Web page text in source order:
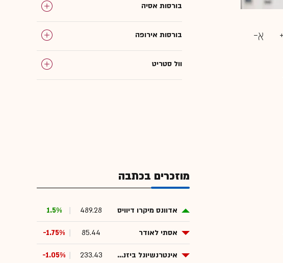
בורסות אסיה
בורסות אירופה
וול סטריט
מוזכרים בכתבה
אדוונס מיקרו דיוויס 489.28
1.5%
אסתי לאודר 85.44
-1.75%
אינטרנשיונל ביזנס משין (IBM) 233.43
-1.05%